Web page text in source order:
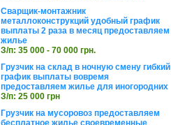
Сварщик-монтажник
металлоконструкций удобный график
выплаты 2 раза в месяц предоставляем
жилье
З/п: 35 000 - 70 000 грн.
Грузчик на склад в ночную смену гибкий
график выплаты вовремя
предоставляем жилье для иногородних
З/п: 25 000 грн
Грузчик на мусоровоз предоставляем
бесплатное жилье своевременные